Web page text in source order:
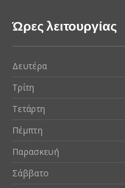
Ώρες λειτουργίας
Δευτέρα
Τρίτη
Τετάρτη
Πέμπτη
Παρασκευή
Σάββατο